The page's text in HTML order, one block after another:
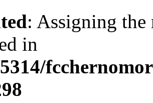
: Assigning the
in